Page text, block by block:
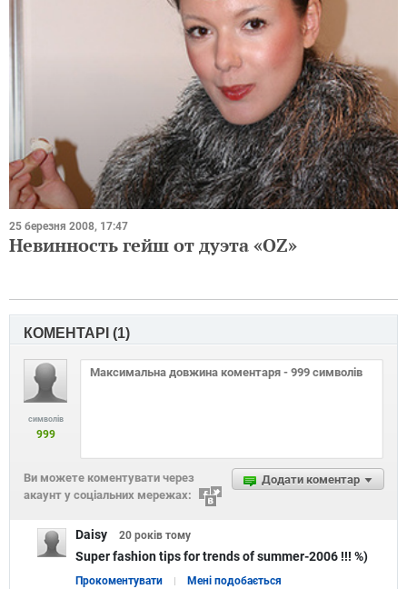
25 березня 2008, 17:47
Невинность гейш от дуэта «OZ»
КОМЕНТАРІ (1)
символів
999
Додати коментар
Ви можете коментувати через
акаунт у соціальних мережах:
Daisy 20 років тому
Super fashion tips for trends of summer-2006 !!! %)
Прокоментувати Мені подобається